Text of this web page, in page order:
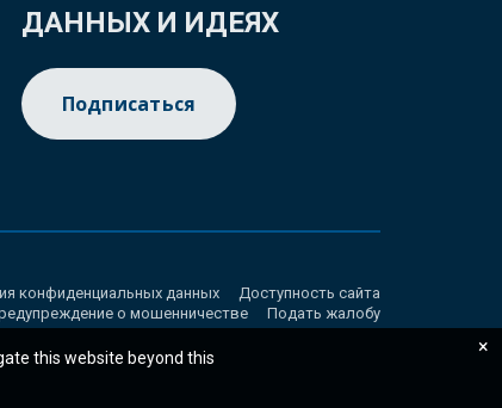
ДАННЫХ И ИДЕЯХ
Подписаться
конфиденциальных данных
Доступность сайта
о мошенничестве Подать жалобу
this website beyond this
×